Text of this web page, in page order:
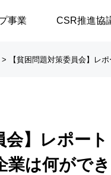
事業 CSR推進協
連続対談シリーズ
> 【貧困問題対策委員会】レ
会】レポー
業は何がで